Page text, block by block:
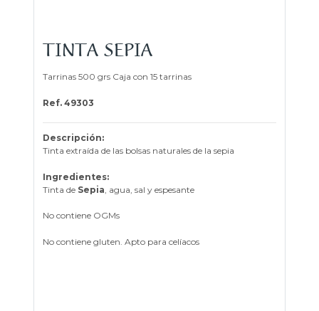
TINTA SEPIA
Tarrinas 500 grs Caja con 15 tarrinas
Ref. 49303
Descripción:
Tinta extraída de las bolsas naturales de la sepia
Ingredientes:
Tinta de Sepia , agua, sal y espesante
No contiene OGMs
No contiene gluten. Apto para celíacos